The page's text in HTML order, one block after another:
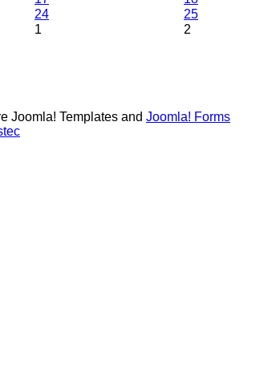
24
25
1
2
Joomla! Templates and Joomla! Forms